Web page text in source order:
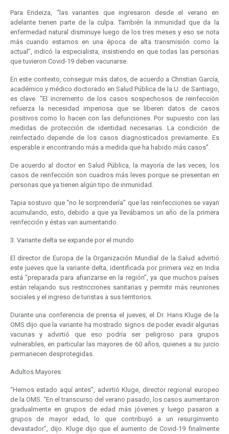
Para Endeiza, “las variantes que ingresaron desde el verano en
adelante tienen parte de la culpa. También la inmunidad que da la
enfermedad natural disminuye luego de los tres meses y eso se nota
más cuando estamos en una época de alta transmisión como la
actual”, indicó la especialista, insistiendo en que todas las personas
que tuvieron Covid-19 deben vacunarse.
En este contexto, conseguir más datos, de acuerdo a Christian García,
académico y médico doctorado en Salud Pública de la U. de Santiago,
es clave. “El incremento de los casos sospechosos de reinfección
refuerza la necesidad imperiosa que se liberen datos de casos
positivos como lo hacen con las defunciones. Por supuesto con las
medidas de protección de identidad necesarias. La condición de
reinfectado depende de los casos diagnosticados previamente. Es
esperable ir encontrando más a medida que ha habido más casos”.
De acuerdo al doctor en Salud Pública, la mayoría de las veces, los
casos de reinfección son cuadros más leves porque se presentan en
personas que ya tienen algún tipo de inmunidad.
Tapia sostuvo que “no le sorprendería” que las reinfecciones se vayan
acumulando, esto, debido a que ya llevábamos un año de la primera
reinfección y éstas van aumentando.
3. Variante delta se expande por el mundo
El director de Europa de la Organización Mundial de la Salud advirtió
este jueves que la variante delta, identificada por primera vez en India
está “preparada para afianzarse en la región”, ya que muchos países
están relajando sus restricciones sanitarias y permitir más reuniones
sociales y el ingreso de turistas a sus territorios.
Durante una conferencia de prensa el jueves, el Dr. Hans Kluge de la
OMS dijo que la variante ha mostrado signos de poder evadir algunas
vacunas y advirtió que eso podría ser peligroso para grupos
vulnerables, en particular las mayores de 60 años, quienes a su juicio
permanecen desprotegidas.
Adultos Mayores
“Hemos estado aquí antes”, advirtió Kluge, director regional europeo
de la OMS. “En el transcurso del verano pasado, los casos aumentaron
gradualmente en grupos de edad más jóvenes y luego pasaron a
grupos de mayor edad, lo que contribuyó a un resurgimiento
devastador”, dijo. Kluge dijo que el aumento de Covid-19 finalmente